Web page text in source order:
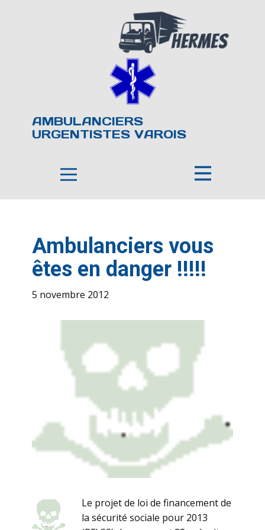
AMBULANCIERS
URGENTISTES VAROIS
Ambulanciers vous
êtes en danger !!!!!
5 novembre 2012
Le projet de loi de financement de
la sécurité sociale pour 2013